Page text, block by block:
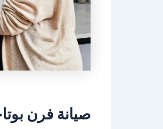
صيانة فرن